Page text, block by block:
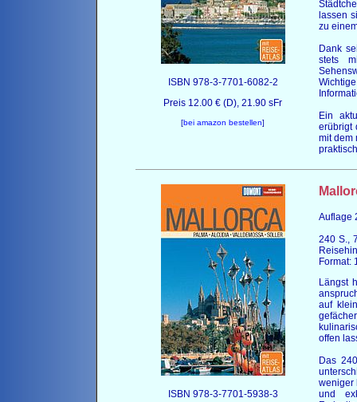
ISBN 978-3-7701-6082-2
Preis 12.00 € (D), 21.90 sFr
[bei amazon bestellen]
lassen
zu
Dank
stets
Ein
erübrigt
mit dem
ISBN 978-3-7701-5938-3
Auflage
240 S.,
Format:
Längst
auf
offen
Das
weniger
und